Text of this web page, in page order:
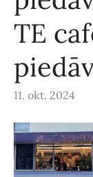
TE
11. okt. 2024